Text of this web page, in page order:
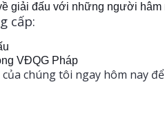
giải đấu với những người hâm
cấp:
VĐQG Pháp
của chúng tôi ngay hôm nay